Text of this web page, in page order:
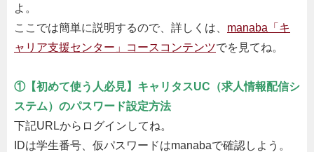
よ。
ここでは簡単に説明するので、詳しくは、 manaba「キ
ャリア支援センター」コースコンテンツでを見てね。
①【初めて使う人必見】キャリタスUC（求人情報配信シ
ステム）のパスワード設定方法
下記URLからログインしてね。
IDは学生番号、仮パスワードはmanabaで確認しよう。